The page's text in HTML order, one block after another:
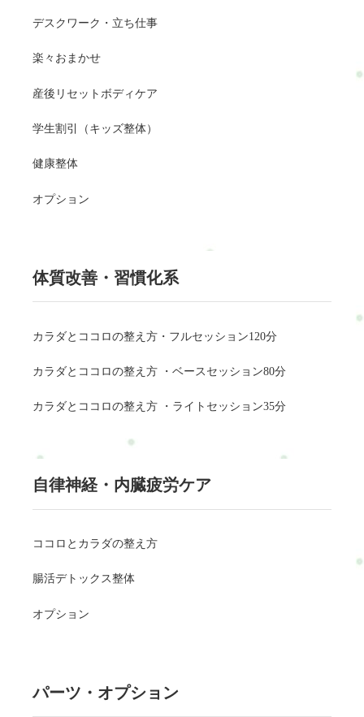
デスクワーク・立ち仕事
楽々おまかせ
産後リセットボディケア
学生割引（キッズ整体）
健康整体
オプション
体質改善・習慣化系
カラダとココロの整え方・フルセッション120分
カラダとココロの整え方 ・ベースセッション80分
カラダとココロの整え方 ・ライトセッション35分
自律神経・内臓疲労ケア
ココロとカラダの整え方
腸活デトックス整体
オプション
パーツ・オプション